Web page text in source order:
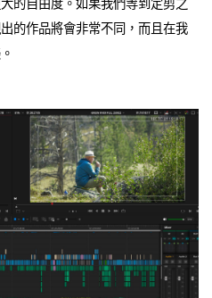
的自由度。如果我們等到定剪之
的作品將會非常不同，而且在我